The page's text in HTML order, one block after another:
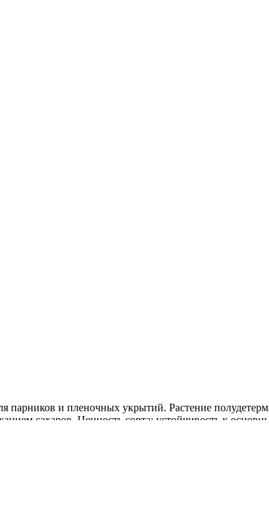
парников и пленочных укрытий. Растение
сахаров. Ценность сорта: устойчивость к